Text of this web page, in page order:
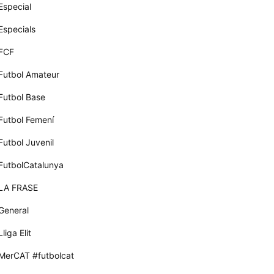
Amateur
Base
Femení
Juvenil
FRASE
Elit
#futbolcat